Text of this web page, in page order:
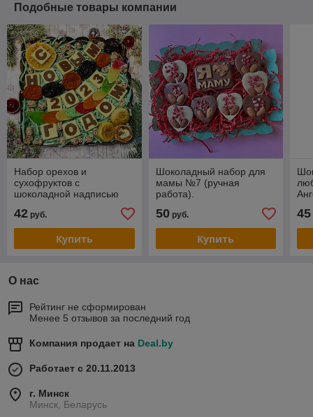
Подобные товары компании
Набор орехов и
сухофруктов с
шоколадной надписью
(НОВОГОДНИЙ)
42 руб.
Купить
Шоколадный набор для
мамы №7 (ручная
работа).
50руб.
Купить
45
О нас
Рейтинг не сформирован
Менее 5 отзывов за последний год
Компания продает на Deal.by
Работает с 20.11.2013
г. Минск
Минск, Беларусь